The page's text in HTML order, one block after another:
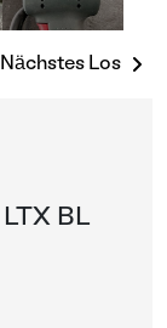
Nächstes Los
BL